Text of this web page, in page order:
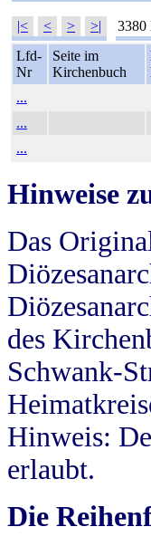
|< < > >| 3380
Lfd-
Nr
Seite im
Kirchenbuch
...
...
...
Hinweise
Das
des
Schwank-
Hinweis:
erlaubt.
Die